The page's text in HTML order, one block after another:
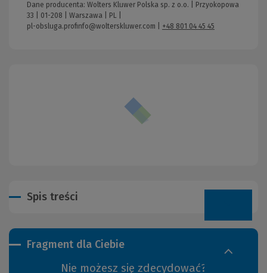
Fragment dla Ciebie
Nie możesz się zdecydować?
Dane producenta: Wolters Kluwer Polska sp. z o.o. | Przyokopowa
33 | 01-208 | Warszawa | PL |
pl-obsluga.profinfo@wolterskluwer.com
+48 801 04 45 45
Spis treści